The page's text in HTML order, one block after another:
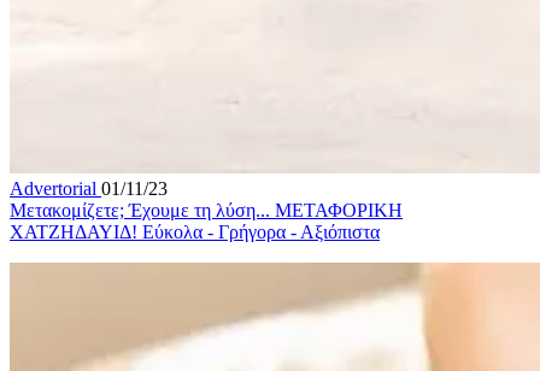
Advertorial 01/11/23
Μετακομίζετε; Έχουμε τη λύση... ΜΕΤΑΦΟΡΙΚΗ
ΧΑΤΖΗΔΑΥΙΔ! Εύκολα - Γρήγορα - Αξιόπιστα